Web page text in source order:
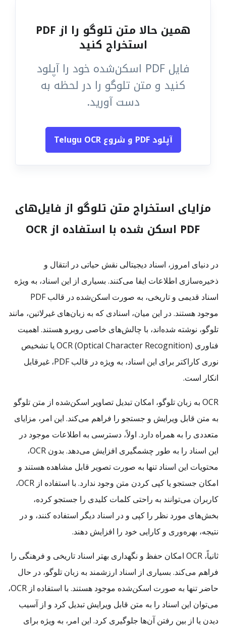
همین حالا متن تلوگو را از PDF
استخراج کنید
فایل PDF اسکن‌شده خود را آپلود
کنید و متن تلوگو را در لحظه به
دست آورید.
آپلود PDF و شروع Telugu OCR
مزایای استخراج متن تلوگو از فایل‌های
PDF اسکن شده با استفاده از OCR
در دنیای امروز، اسناد دیجیتالی نقش حیاتی در انتقال و
ذخیره‌سازی اطلاعات ایفا می‌کنند. بسیاری از این اسناد، به ویژه
اسناد قدیمی و تاریخی، به صورت اسکن‌شده در قالب PDF
موجود هستند. در این میان، اسنادی که به زبان‌های غیرلاتین، مانند
تلوگو، نوشته شده‌اند، با چالش‌های خاصی روبرو هستند. اهمیت
فناوری OCR (Optical Character Recognition) یا تشخیص
نوری کاراکتر برای این اسناد، به ویژه در قالب PDF، غیرقابل
انکار است.
OCR به زبان تلوگو، امکان تبدیل تصاویر اسکن‌شده از متن تلوگو
به متن قابل ویرایش و جستجو را فراهم می‌کند. این امر، مزایای
متعددی را به همراه دارد. اولاً، دسترسی به اطلاعات موجود در
این اسناد را به طور چشمگیری افزایش می‌دهد. بدون OCR،
محتویات این اسناد تنها به صورت تصویر قابل مشاهده هستند و
امکان جستجو یا کپی کردن متن وجود ندارد. با استفاده از OCR،
کاربران می‌توانند به راحتی کلمات کلیدی را جستجو کرده،
بخش‌های مورد نظر را کپی و در اسناد دیگر استفاده کنند، و در
نتیجه، بهره‌وری و کارایی خود را افزایش دهند.
ثانیاً، OCR امکان حفظ و نگهداری بهتر اسناد تاریخی و فرهنگی را
فراهم می‌کند. بسیاری از اسناد ارزشمند به زبان تلوگو، در حال
حاضر تنها به صورت اسکن‌شده موجود هستند. با استفاده از OCR،
می‌توان این اسناد را به متن قابل ویرایش تبدیل کرد و از آسیب
دیدن یا از بین رفتن آن‌ها جلوگیری کرد. این امر، به ویژه برای